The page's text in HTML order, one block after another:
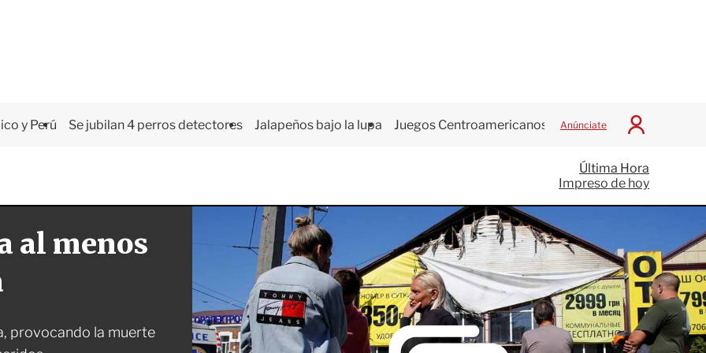
y Perú Se jubilan 4 perros detectores Jalapeños bajo la lupa Juegos Centroamericanos Anúnciate
I
c
i
a
e
s
i
ó
n
Última Hora
Impreso de hoy
al menos
provocando la muerte